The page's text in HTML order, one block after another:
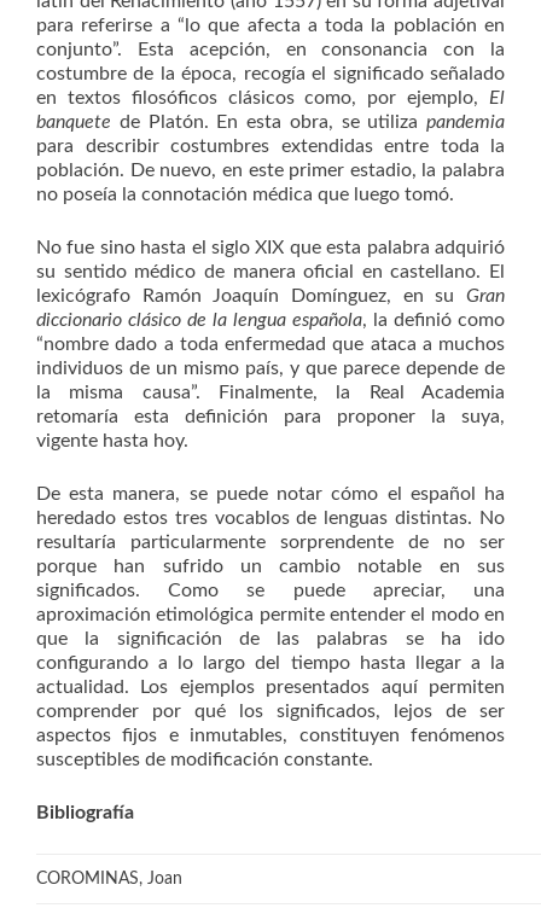
para referirse a “lo que afecta a toda la población en
conjunto”. Esta acepción, en consonancia con la
costumbre de la época, recogía el significado señalado
en textos filosóficos clásicos como, por ejemplo, El
banquete de Platón. En esta obra, se utiliza pandemia
para describir costumbres extendidas entre toda la
población. De nuevo, en este primer estadio, la palabra
no poseía la connotación médica que luego tomó.
No fue sino hasta el siglo XIX que esta palabra adquirió
su sentido médico de manera oficial en castellano. El
lexicógrafo Ramón Joaquín Domínguez, en su Gran
diccionario clásico de la lengua española, la definió como
“nombre dado a toda enfermedad que ataca a muchos
individuos de un mismo país, y que parece depende de
la misma causa”. Finalmente, la Real Academia
retomaría esta definición para proponer la suya,
vigente hasta hoy.
De esta manera, se puede notar cómo el español ha
heredado estos tres vocablos de lenguas distintas. No
resultaría particularmente sorprendente de no ser
porque han sufrido un cambio notable en sus
significados. Como se puede apreciar, una
aproximación etimológica permite entender el modo en
que la significación de las palabras se ha ido
configurando a lo largo del tiempo hasta llegar a la
actualidad. Los ejemplos presentados aquí permiten
comprender por qué los significados, lejos de ser
aspectos fijos e inmutables, constituyen fenómenos
susceptibles de modificación constante.
Bibliografía
COROMINAS, Joan